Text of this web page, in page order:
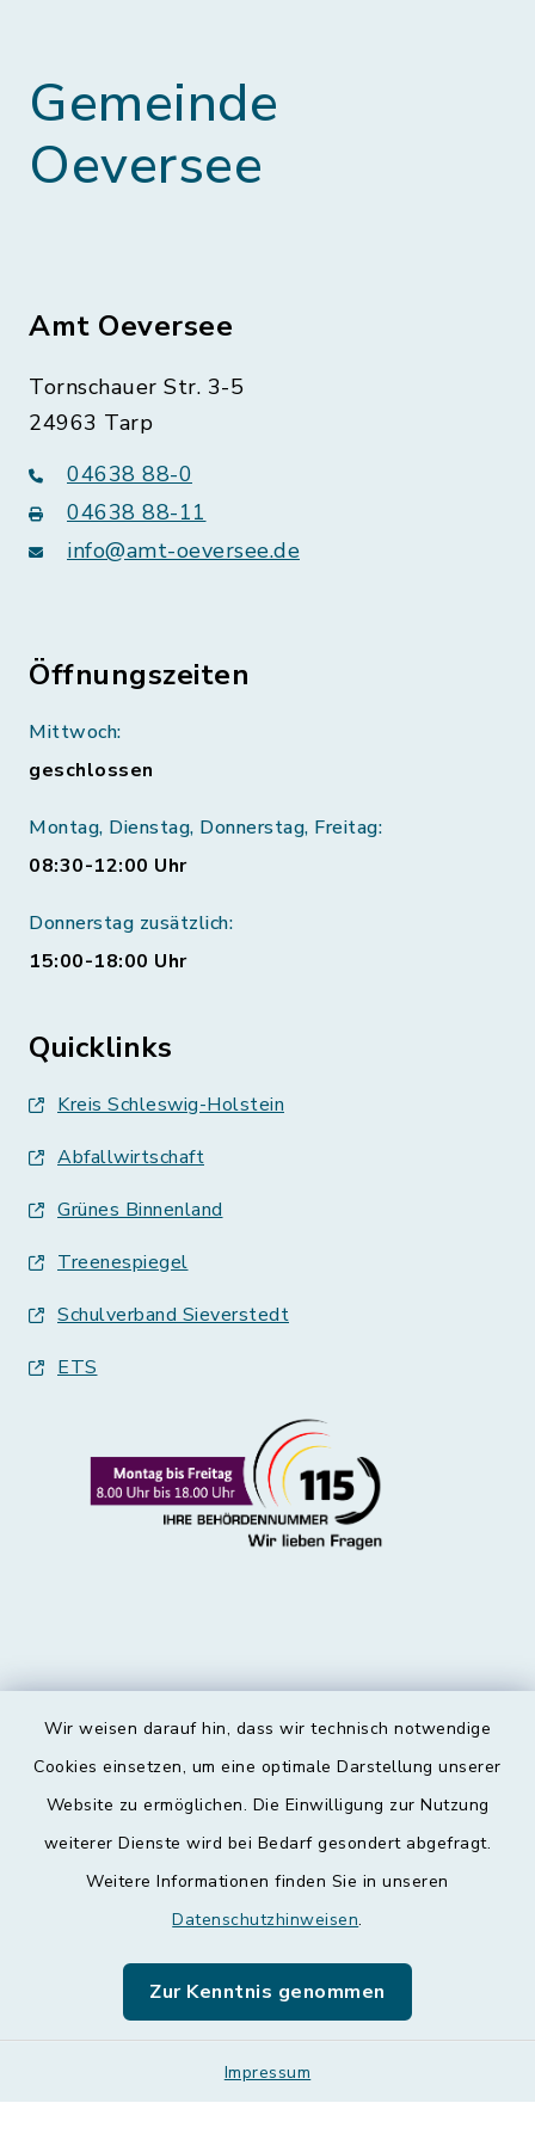
Wir weisen darauf hin, dass wir technisch notwendige
Cookies einsetzen, um eine optimale Darstellung unserer
Website zu ermöglichen. Die Einwilligung zur Nutzung
weiterer Dienste wird bei Bedarf gesondert abgefragt.
Weitere Informationen finden Sie in unseren
Datenschutzhinweisen.
Zur Kenntnis genommen
Impressum
Gemeinde
Oeversee
Amt Oeversee
Tornschauer Str. 3-5
24963 Tarp
04638 88-0
04638 88-11
info@amt-oeversee.de
Öffnungszeiten
Mittwoch:
geschlossen
Montag, Dienstag, Donnerstag, Freitag:
08:30-12:00 Uhr
Donnerstag zusätzlich:
15:00-18:00 Uhr
Quicklinks
Kreis Schleswig-Holstein
Abfallwirtschaft
Grünes Binnenland
Treenespiegel
Schulverband Sieverstedt
ETS
Kontakt
Datenschutz
Leichte Sprache
Sitemap